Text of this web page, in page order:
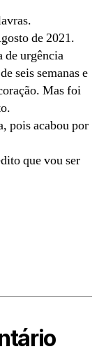
de 2021.
de urgência
seis semanas e
Mas foi
pois acabou por
que vou ser